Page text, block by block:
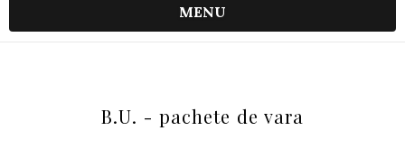
MENU
B.U. - pachete de vara